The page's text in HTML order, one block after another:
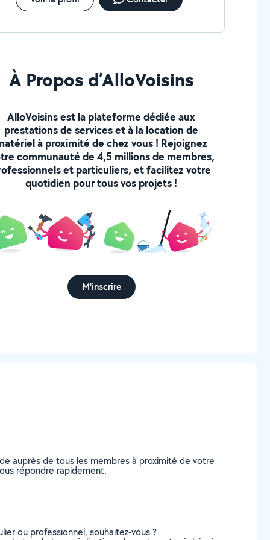
À Propos d’AlloVoisins
AlloVoisins est la plateforme dédiée aux
prestations de services et à la location de
à proximité de chez vous ! Rejoignez
communauté de 4,5 millions de membres,
et particuliers, et facilitez votre
quotidien pour tous vos projets !
M'inscrire
auprès de tous les membres à proximité de votre
répondre rapidement.
ou professionnel, souhaitez-vous ?